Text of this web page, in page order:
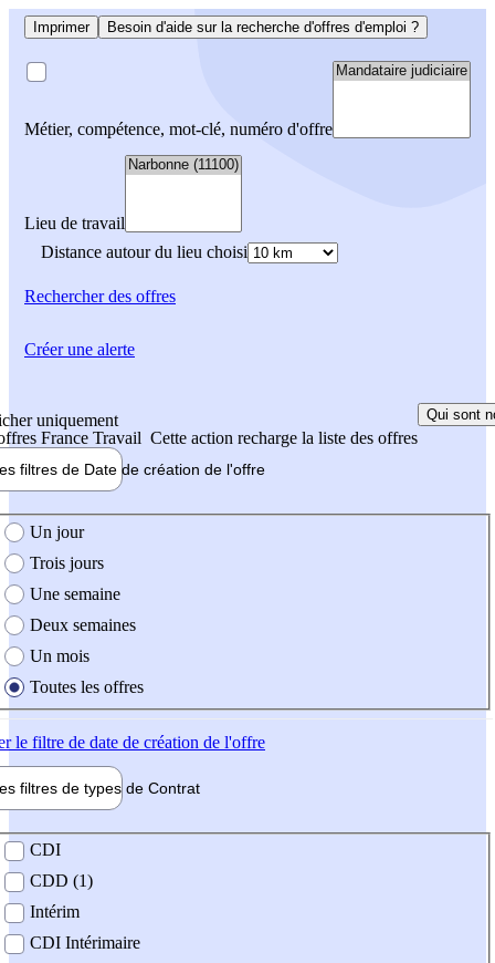
Imprimer Besoin d'aide sur la recherche d'offres d'emploi ?
Métier, compétence, mot-clé, numéro d'offre
Lieu de travail
Distance autour du lieu choisi
Rechercherdes offres
uniquement
France Travail Cette action recharge la liste des offres
Qui sont
filtres de Date de création de l'offre
création de l'offre
Un jour
Trois jours
Une semaine
Deux semaines
Un mois
Toutes les offres
le filtre de date de création de l'offre
filtres de types de Contrat
contrat
CDI
CDD (1)
Intérim
CDI Intérimaire
Créer une alerte